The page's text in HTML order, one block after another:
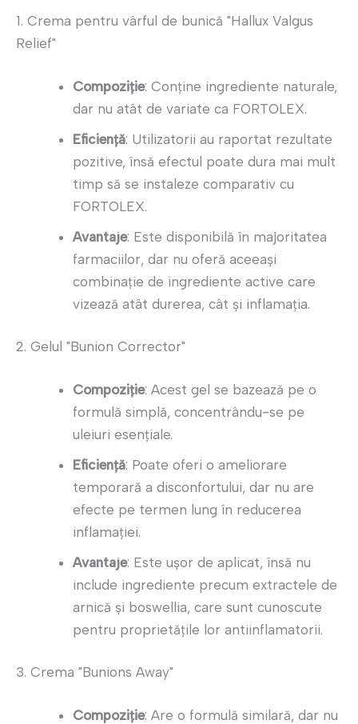
1. Crema pentru vârful de bunică "Hallux Valgus
Relief"
Compoziție: Conține ingrediente naturale,
dar nu atât de variate ca FORTOLEX.
Eficiență: Utilizatorii au raportat rezultate
pozitive, însă efectul poate dura mai mult
timp să se instaleze comparativ cu
FORTOLEX.
Avantaje: Este disponibilă în majoritatea
farmaciilor, dar nu oferă aceeași
combinație de ingrediente active care
vizează atât durerea, cât și inflamația.
2. Gelul "Bunion Corrector"
Compoziție: Acest gel se bazează pe o
formulă simplă, concentrându-se pe
uleiuri esențiale.
Eficiență: Poate oferi o ameliorare
temporară a disconfortului, dar nu are
efecte pe termen lung în reducerea
inflamației.
Avantaje: Este ușor de aplicat, însă nu
include ingrediente precum extractele de
arnică și boswellia, care sunt cunoscute
pentru proprietățile lor antiinflamatorii.
3. Crema "Bunions Away"
Compoziție: Are o formulă similară, dar nu